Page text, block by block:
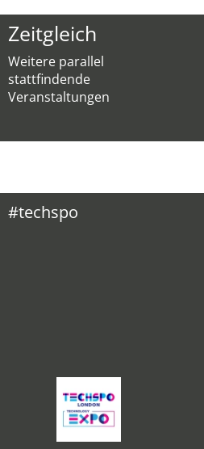
Zeitgleich
Weitere parallel
stattfindende
Veranstaltungen
#techspo